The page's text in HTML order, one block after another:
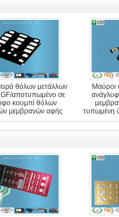
θόλων μετάλλων
αποτυπωμένο σε
κουμπί θόλων
μεμβρανών αφής
Μαύροι
τυπωμένη